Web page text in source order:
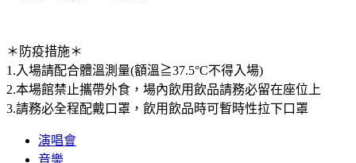
＊防疫措施＊
1.入場請配合體溫測量(額溫≧37.5°C不得入場)
2.本場館禁止攜帶外食，場內飲用飲品請務必留在座位上
3.請務必全程配戴口罩，飲用飲品時可暫時性拉下口罩
演唱會
音樂